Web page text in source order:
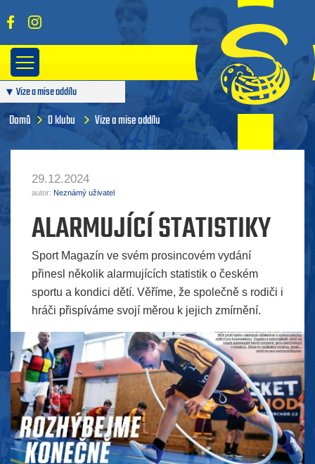
Vize a mise oddílu
Články pro rodiče a trenéry
Domů O klubu Vize a mise oddílu
29.12.2024
autor: Neznámý uživatel
ALARMUJÍCÍ STATISTIKY
Sport Magazín ve svém prosincovém vydání
přinesl několik alarmujících statistik o českém
sportu a kondici dětí. Věříme, že společně s rodiči i
hráči přispíváme svojí měrou k jejich zmírnění.